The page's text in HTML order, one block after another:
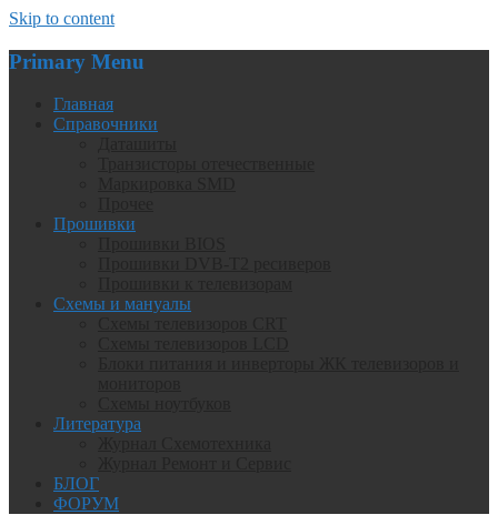
Skip to content
Primary Menu
Главная
Справочники
Прошивки
Схемы и мануалы
Литература
БЛОГ
ФОРУМ